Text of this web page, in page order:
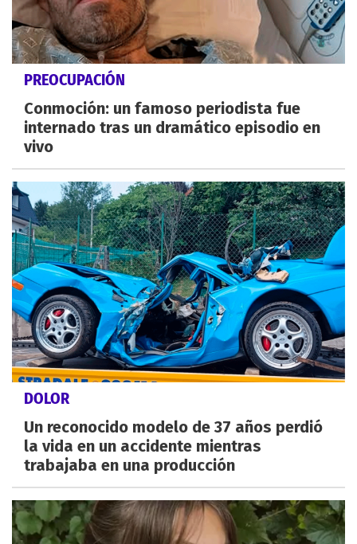
PREOCUPACIÓN
Conmoción: un famoso periodista fue
internado tras un dramático episodio en
vivo
DOLOR
Un reconocido modelo de 37 años perdió
la vida en un accidente mientras
trabajaba en una producción